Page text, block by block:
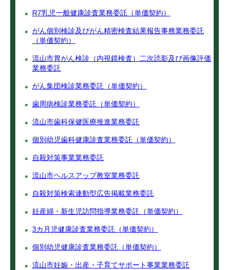
R7乳児一般健康診査業務委託（単価契約）
がん個別検診及びがん精密検査結果報告事務業務委託
（単価契約）
流山市胃がん検診（内視鏡検査）二次読影及び画像評価
業務委託
がん集団検診業務委託（単価契約）
歯周病検診業務委託（単価契約）
流山市歯科保健医療推進業務委託
個別幼児歯科健康診査業務委託（単価契約）
自殺対策事業業務委託
流山市ヘルスアップ教室業務委託
自殺対策検索連動型広告掲載業務委託
妊産婦・新生児訪問指導業務委託（単価契約）
3カ月児健康診査業務委託（単価契約）
個別幼児健康診査業務委託（単価契約）
流山市妊娠・出産・子育てサポート事業業務委託